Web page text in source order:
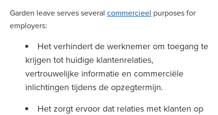
Garden leave serves several commercieel purposes for
employers:
Het verhindert de werknemer om toegang te
krijgen tot huidige klantenrelaties,
vertrouwelijke informatie en commerciële
inlichtingen tijdens de opzegtermijn.
Het zorgt ervoor dat relaties met klanten op